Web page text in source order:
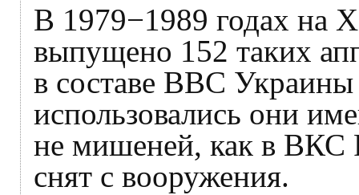
В 1979−1989 годах на
выпущено 152 таких
в составе ВВС Украины
использовались они
не мишеней, как в ВКС
снят с вооружения.